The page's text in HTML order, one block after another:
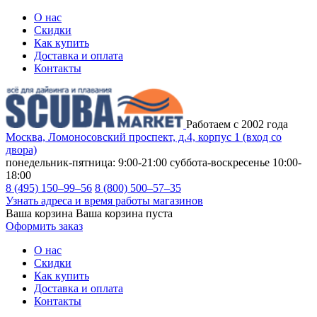
О нас
Скидки
Как купить
Доставка и оплата
Контакты
Работаем с 2002 года
Москва, Ломоносовский проспект, д.4, корпус 1 (вход со
двора)
понедельник-пятница: 9:00-21:00 суббота-воскресенье 10:00-
18:00
8 (495) 150–99–56 8 (800) 500–57–35
Узнать адреса и время работы магазинов
Ваша корзина Ваша корзина пуста
Оформить заказ
О нас
Скидки
Как купить
Доставка и оплата
Контакты